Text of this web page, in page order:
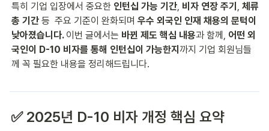
특히 기업 입장에서 중요한 인턴십 가능 기간, 비자 연장 주기 , 체류
총 기간 등  주요 기준이 완화되며 우수 외국인 인재 채용의 문턱이
낮아졌습니다. 이번 글에서는 바뀐 제도 핵심 내용과 함께, 어떤 외
국인이 D-10 비자를 통해 인턴십이 가능한지 까지 기업 회원님들
께 꼭 필요한 내용을 정리해드립니다.
✅ 2025년 D-10 비자 개정 핵심 요약